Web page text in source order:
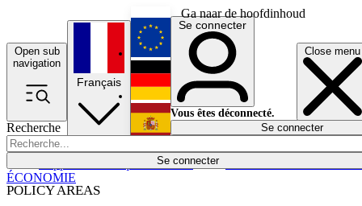
Ga naar de hoofdinhoud
Open sub
navigation
Close menu
Recherche
Se connecter
POLICY AREAS
Économie
Français
English
Deutsch
Español
Se connecter
Vous êtes déconnecté.
Se connecter
ÉCONOMIE